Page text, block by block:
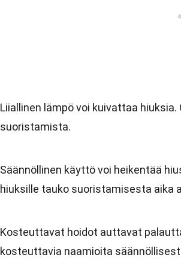
Liiallinen lämpö voi kuivattaa
suoristamista.
Säännöllinen käyttö voi heikentää
hiuksille tauko suoristamisesta aika
Kosteuttavat hoidot auttavat
kosteuttavia naamioita